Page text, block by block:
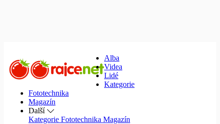
Alba
Videa
Lidé
Kategorie
Fototechnika
Magazín
Další
Kategorie Fototechnika Magazín